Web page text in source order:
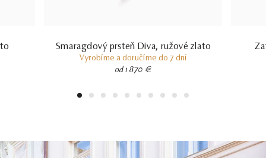
Smaragdový prsteň Diva, ružové zlato
Vyrobíme a doručíme do 7 dní
od 1 870 €
1 2 3 4 5 6 7 8 9 10